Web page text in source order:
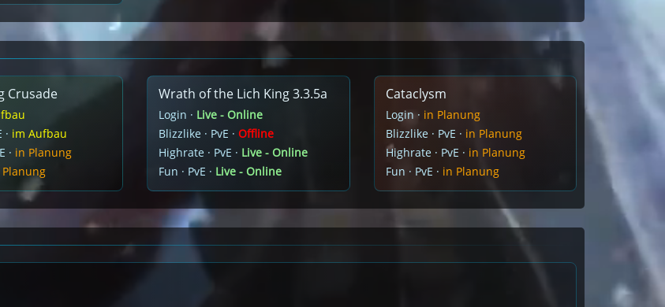
Crusade
im Aufbau
· in Planung
Wrath of the Lich King 3.3.5a
Login · Live - Online
Blizzlike · PvE · Offline
Highrate · PvE · Live - Online
Fun · PvE · Live - Online
Cataclysm
Login · in Planung
Blizzlike · PvE · in Planung
Highrate · PvE · in Planung
Fun · PvE · in Planung